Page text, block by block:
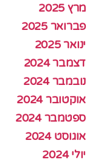
מרץ 2025
פברואר 2025
ינואר 2025
דצמבר 2024
נובמבר 2024
אוקטובר 2024
ספטמבר 2024
אוגוסט 2024
יולי 2024